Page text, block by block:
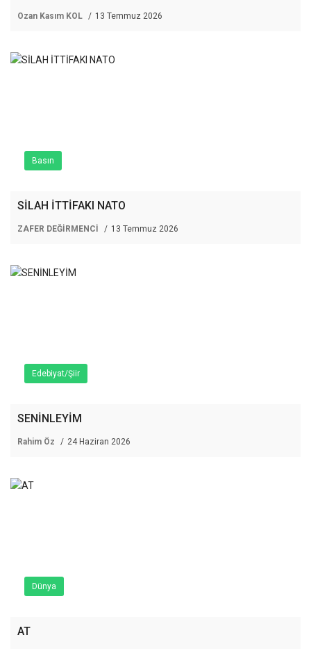
Ozan Kasım KOL 13 Temmuz 2026
Basın
SİLAH İTTİFAKI NATO
ZAFER DEĞİRMENCİ 13 Temmuz 2026
Edebiyat/Şiir
SENİNLEYİM
Rahim Öz 24 Haziran 2026
Dünya
AT